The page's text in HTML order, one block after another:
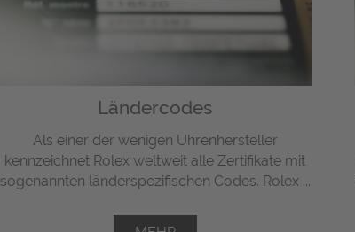
Ländercodes
Als einer der wenigen Uhrenhersteller
kennzeichnet Rolex weltweit alle Zertifikate mit
sogenannten länderspezifischen Codes. Rolex ...